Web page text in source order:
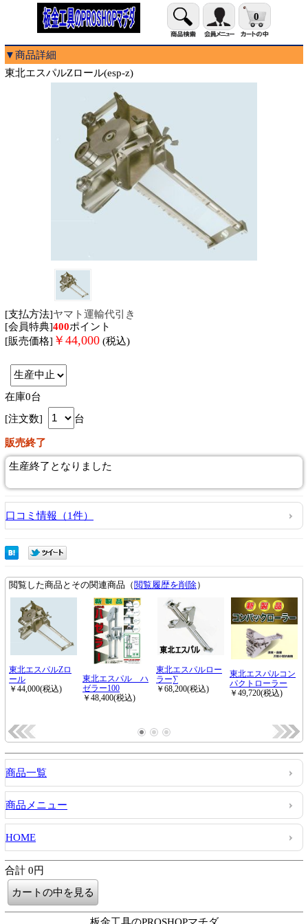
0
▼商品詳細
東北エスパルZロール(esp-z)
[支払方法]ヤマト運輸代引き
[会員特典]400ポイント
[販売価格] ￥ 44,000 (税込)
在庫0台
[注文数]
台
販売終了
生産終了となりました
口コミ情報（1件）
商品一覧
商品メニュー
HOME
合計 0円